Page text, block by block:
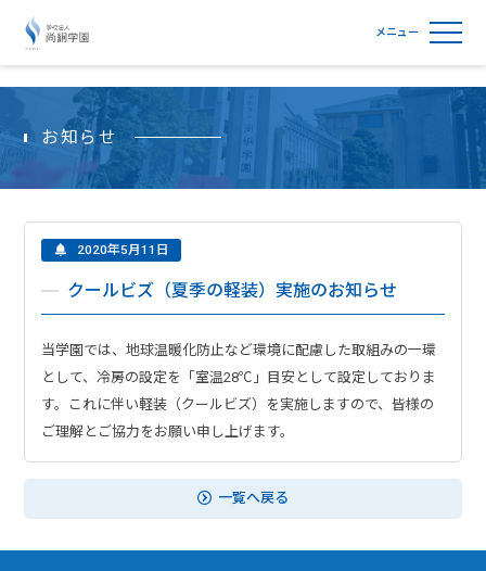
学校法人尚絅学園
お知らせ
2020年5月11日
クールビズ（夏季の軽装）実施のお知らせ
当学園では、地球温暖化防止など環境に配慮した取組みの一環
として、冷房の設定を「室温28℃」目安として設定しておりま
す。これに伴い軽装（クールビズ）を実施しますので、皆様の
ご理解とご協力をお願い申し上げます。
一覧へ戻る